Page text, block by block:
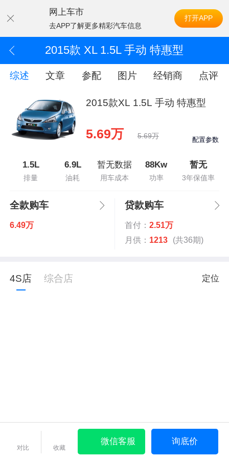
网上车市
去APP了解更多精彩汽车信息
打开APP
2015款 XL 1.5L 手动 特惠型
综述 文章 参配 图片 经销商 点评
2015款XL 1.5L 手动 特惠型
5.69万 5.69万 配置参数
1.5L
排量
6.9L
油耗
暂无数据
用车成本
88Kw
功率
暂无
3年保值率
全款购车
6.49万
贷款购车
首付： 2.51万
月供： 1213 (共36期)
4S店 综合店 定位
对比 收藏
微信客服 询底价